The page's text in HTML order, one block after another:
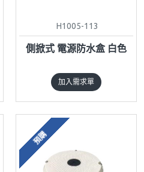
H1005-113
側掀式 電源防水盒 白色
加入需求單
預購